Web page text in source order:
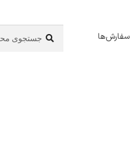
سفارش‌ها
برای: